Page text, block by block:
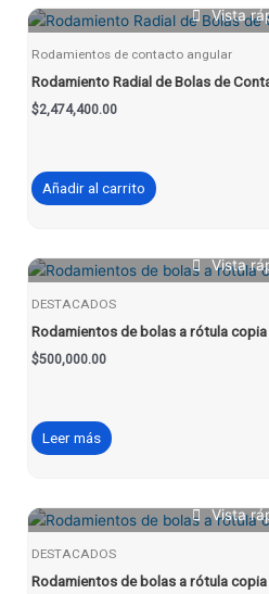
Vista
Rodamientos de contacto angular
Rodamiento Radial de Bolas de
$2,474,400.00
Añadir al carrito
Vista
DESTACADOS
Rodamientos de bolas a rótula copia
$500,000.00
Leer más
Vista
DESTACADOS
Rodamientos de bolas a rótula copia